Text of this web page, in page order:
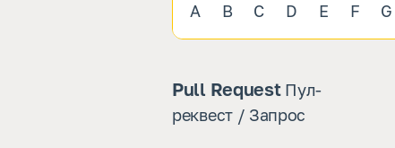
A B C D E F G
Pull Request Пул-
реквест / Запрос